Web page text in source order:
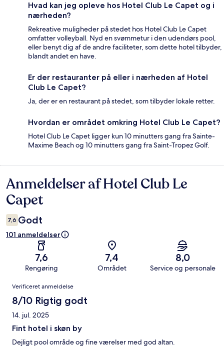
Hvad kan jeg opleve hos Hotel Club Le Capet og i
nærheden?
Rekreative muligheder på stedet hos Hotel Club Le Capet
omfatter volleyball. Nyd en svømmetur i den udendørs pool,
eller benyt dig af de andre faciliteter, som dette hotel tilbyder,
blandt andet en have.
Er der restauranter på eller i nærheden af Hotel
Club Le Capet?
Ja, der er en restaurant på stedet, som tilbyder lokale retter.
Hvordan er området omkring Hotel Club Le Capet?
Hotel Club Le Capet ligger kun 10 minutters gang fra Sainte-
Maxime Beach og 10 minutters gang fra Saint-Tropez Golf.
Anmeldelser
Anmeldelser af Hotel Club Le
Capet
7,6 Godt
101 anmeldelser
7,6
Rengøring
7,4
Området
8,0
Service og personale
Anmeldelser
Verificeret anmeldelse
8/10 Rigtig godt
14. jul. 2025
Fint hotel i skøn by
Dejligt pool område og fine værelser med god altan.